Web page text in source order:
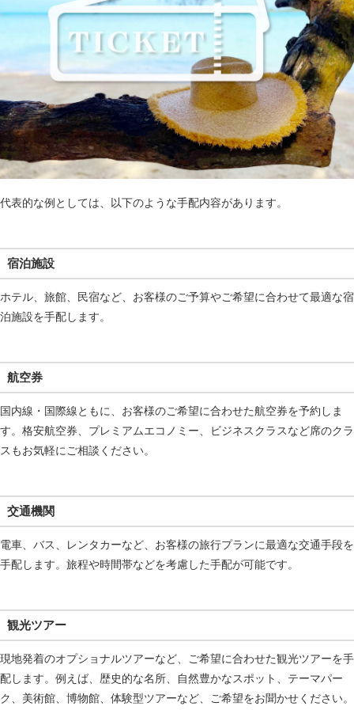
代表的な例としては、以下のような手配内容があります。
宿泊施設
ホテル、旅館、民宿など、お客様のご予算やご希望に合わせて最適な宿
泊施設を手配します。
航空券
国内線・国際線ともに、お客様のご希望に合わせた航空券を予約しま
す。格安航空券、プレミアムエコノミー、ビジネスクラスなど席のクラ
スもお気軽にご相談ください。
交通機関
電車、バス、レンタカーなど、お客様の旅行プランに最適な交通手段を
手配します。旅程や時間帯などを考慮した手配が可能です。
観光ツアー
現地発着のオプショナルツアーなど、ご希望に合わせた観光ツアーを手
配します。例えば、歴史的な名所、自然豊かなスポット、テーマパー
ク、美術館、博物館、体験型ツアーなど、ご希望をお聞かせください。